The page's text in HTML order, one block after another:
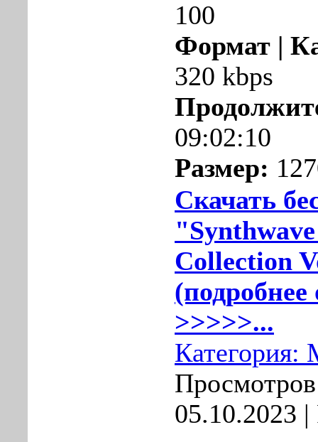
100
Формат |
320 kbps
09:02:10
Размер:
Скачать
Collection
(подробнее
>>>>>...
Категория:
05.10.2023 |